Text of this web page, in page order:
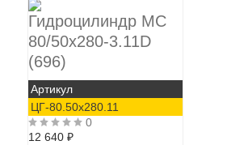
Гидроцилиндр МС
80/50х280-3.11D
(696)
Артикул
ЦГ-80.50х280.11
0
12 640 ₽